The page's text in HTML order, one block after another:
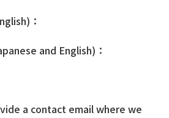
：
and English)：
a contact email where we